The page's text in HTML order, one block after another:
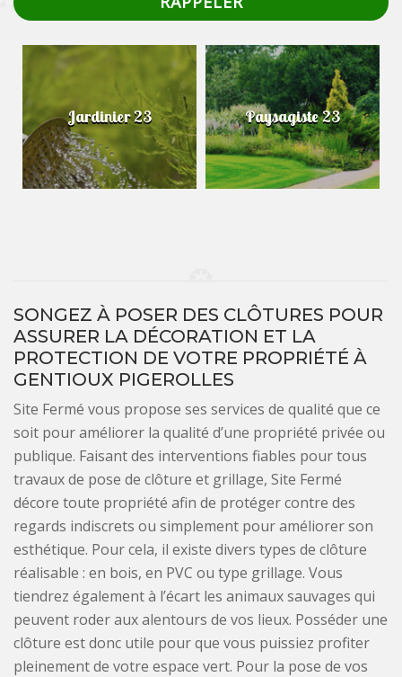
Jardinier 23 Paysagiste 23
SONGEZ À POSER DES CLÔTURES POUR
ASSURER LA DÉCORATION ET LA
PROTECTION DE VOTRE PROPRIÉTÉ À
GENTIOUX PIGEROLLES
Site Fermé vous propose ses services de qualité que ce
soit pour améliorer la qualité d’une propriété privée ou
publique. Faisant des interventions fiables pour tous
travaux de pose de clôture et grillage, Site Fermé
décore toute propriété afin de protéger contre des
regards indiscrets ou simplement pour améliorer son
esthétique. Pour cela, il existe divers types de clôture
réalisable : en bois, en PVC ou type grillage. Vous
tiendrez également à l’écart les animaux sauvages qui
peuvent roder aux alentours de vos lieux. Posséder une
clôture est donc utile pour que vous puissiez profiter
pleinement de votre espace vert. Pour la pose de vos